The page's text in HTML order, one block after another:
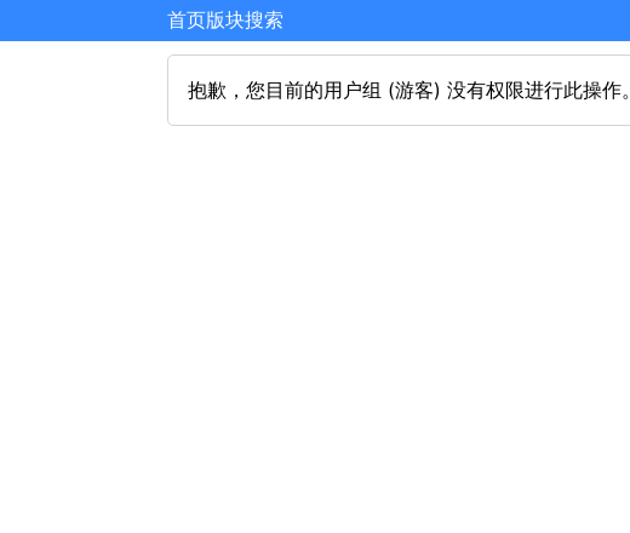
首页版块搜索
抱歉，您目前的用户组 (游客) 没有权限进行此操作。